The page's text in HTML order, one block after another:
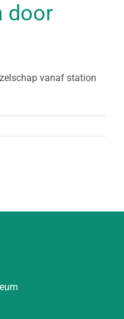
door
vanaf station